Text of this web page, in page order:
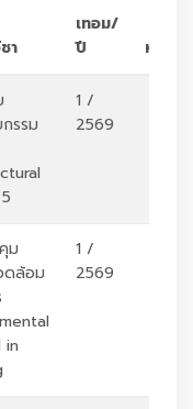
า
เทอม/
ปี
หน่วย
รรม
1 /
2569
ม
ดล้อม
in
1 /
2569